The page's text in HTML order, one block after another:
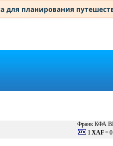
для планирования
Франк КФА
1 XAF=